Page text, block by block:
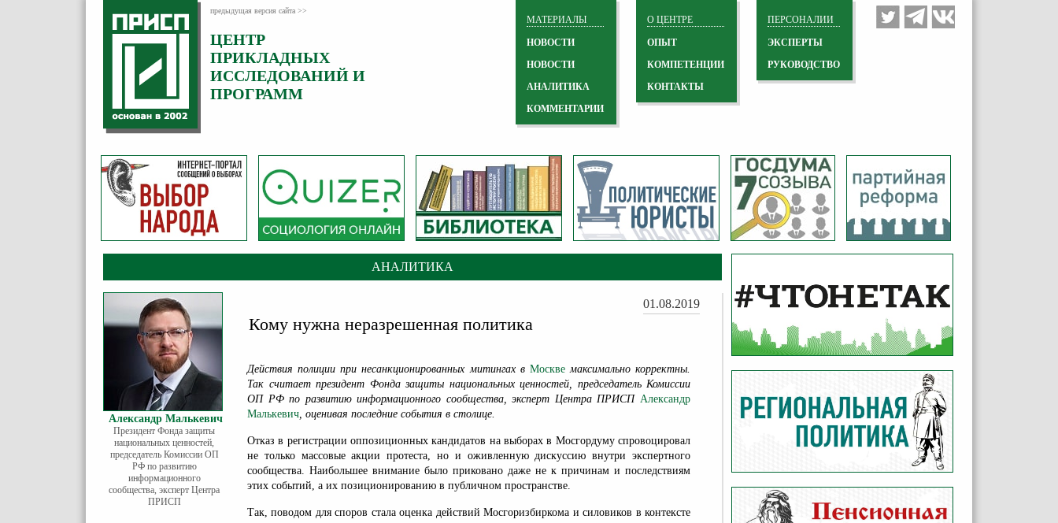
предыдущая версия сайта >>
ЦЕНТР
ПРИКЛАДНЫХ
ИССЛЕДОВАНИЙ И
ПРОГРАММ
ПЕРСОНАЛИИ
ЭКСПЕРТЫ
РУКОВОДСТВО
О ЦЕНТРЕ
ОПЫТ
КОМПЕТЕНЦИИ
КОНТАКТЫ
МАТЕРИАЛЫ
НОВОСТИ
НОВОСТИ
АНАЛИТИКА
КОММЕНТАРИИ
АНАЛИТИКА
Александр Малькевич
Президент Фонда защиты
национальных ценностей,
председатель Комиссии ОП
РФ по развитию
информационного
сообщества, эксперт Центра
ПРИСП
01.08.2019
Кому нужна неразрешенная политика
Действия полиции при несанкционированных митингах в Москвемаксимально корректны.
Так считает президент Фонда защиты национальных ценностей, председатель Комиссии
ОП РФ по развитию информационного сообщества, эксперт Центра ПРИСП Александр
Малькевич, оценивая последние события в столице.
Отказ в регистрации оппозиционных кандидатов на выборах в Мосгордуму спровоцировал
не только массовые акции протеста, но и оживленную дискуссию внутри экспертного
сообщества. Наибольшее внимание было приковано даже не к причинам и последствиям
этих событий, а их позиционированию в публичном пространстве.
Так, поводом для споров стала оценка действий Мосгоризбиркома и силовиков в контексте